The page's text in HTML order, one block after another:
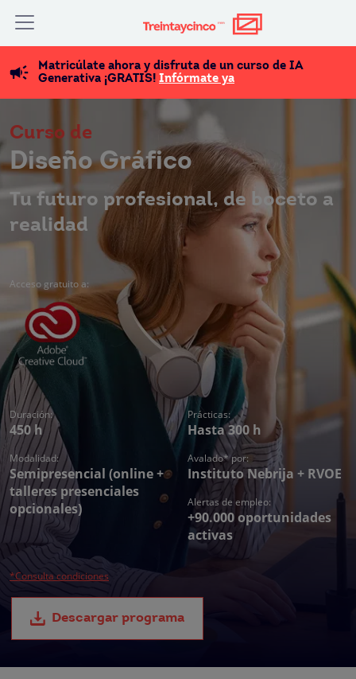
Matricúlate ahora y disfruta de un curso de IA
Generativa ¡GRATIS! Infórmate ya
Curso de
Diseño Gráfico
Tu futuro profesional, de boceto a
realidad
Acceso gratuito a:
Duración:
450 h
Modalidad:
Semipresencial (online +
talleres presenciales
opcionales)
Prácticas:
Hasta 300 h
Avalado* por:
Instituto Nebrija + RVOE
Alertas de empleo:
+90.000 oportunidades
activas
*Consulta condiciones
Descargar programa